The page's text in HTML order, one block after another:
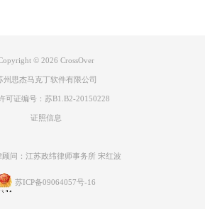
© 2026 CrossOver
州思杰马克丁软件有限公司
可证编号：苏B1.B2-20150228
证照信息
顾问：江苏政纬律师事务所 宋红波
苏ICP备09064057号-16